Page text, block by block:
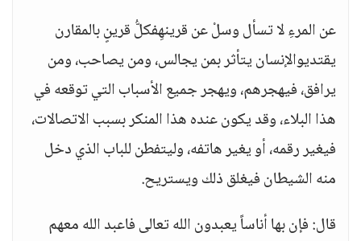
عن المرءِ لا تسأل وسلْ عن قرينهِفكلُّ قرينٍ بالمقارن
يقتديوالإنسان يتأثر بمن يجالس، ومن يصاحب، ومن
يرافق، فيهجرهم، ويهجر جميع الأسباب التي توقعه في
هذا البلاء، وقد يكون عنده هذا المنكر بسبب الاتصالات،
فيغير رقمه، أو يغير هاتفه، وليتفطن للباب الذي دخل
منه الشيطان فيغلق ذلك ويستريح.
قال: فإن بها أناساً يعبدون الله تعالى فاعبد الله معهم